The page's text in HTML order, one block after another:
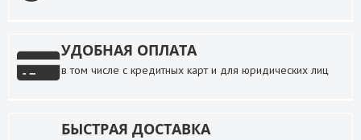
УДОБНАЯ ОПЛАТА
в том числе с кредитных карт и для юридических лиц
БЫСТРАЯ ДОСТАВКА